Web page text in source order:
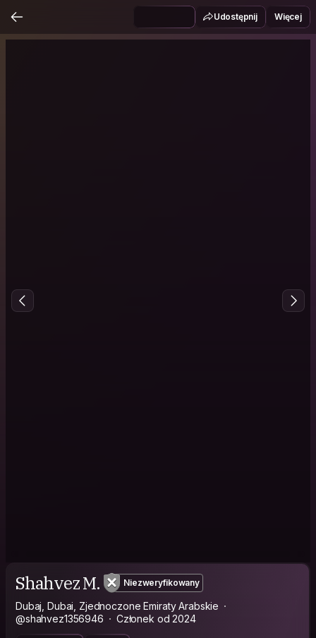
Udostępnij Więcej
Shahvez M. Niezweryfikowany
Dubaj, Dubai, Zjednoczone Emiraty Arabskie
@shahvez1356946
Członek od 2024